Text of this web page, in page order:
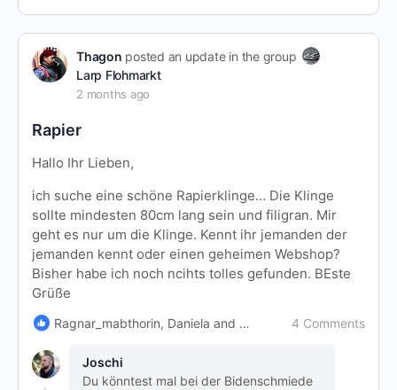
Thagon posted an update in the group
Larp Flohmarkt
2 months ago
Rapier
Hallo Ihr Lieben,
ich suche eine schöne Rapierklinge… Die Klinge
sollte mindesten 80cm lang sein und filigran. Mir
geht es nur um die Klinge. Kennt ihr jemanden der
jemanden kennt oder einen geheimen Webshop?
Bisher habe ich noch ncihts tolles gefunden. BEste
Grüße
Ragnar_mabthorin, Daniela and Franzi 4 Comments
Joschi
Du könntest mal bei der Bidenschmiede